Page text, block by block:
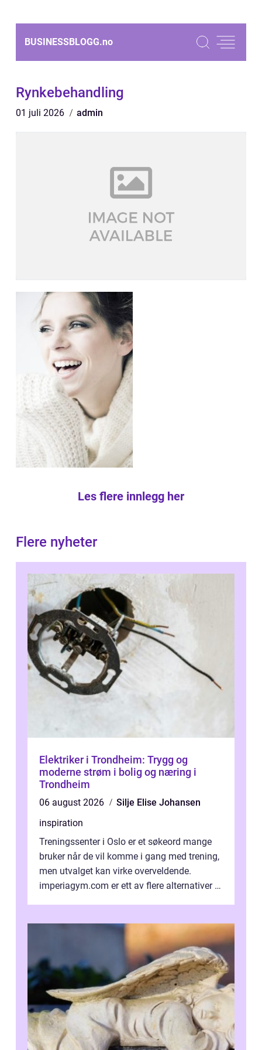
BUSINESSBLOGG.no
Rynkebehandling
01 juli 2026 admin
Les flere innlegg her
Flere nyheter
Elektriker i Trondheim: Trygg og
moderne strøm i bolig og næring i
Trondheim
06 august 2026
Silje Elise Johansen
inspiration
Treningssenter i Oslo er et søkeord mange
bruker når de vil komme i gang med trening,
men utvalget kan virke overveldende.
imperiagym.com er ett av flere alternativer i